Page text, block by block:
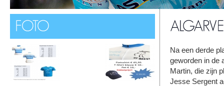
Na een derde
geworden in de
Martin, die zijn
Jesse Sergent